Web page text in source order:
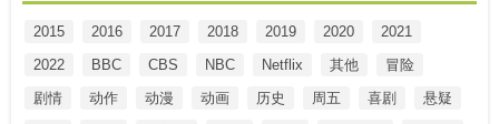
2015 2016 2017 2018 2019 2020
2021
2022
BBC CBS NBC Netflix 其他
冒险
剧情
动作 动漫 动画 历史 周五 喜剧
悬疑